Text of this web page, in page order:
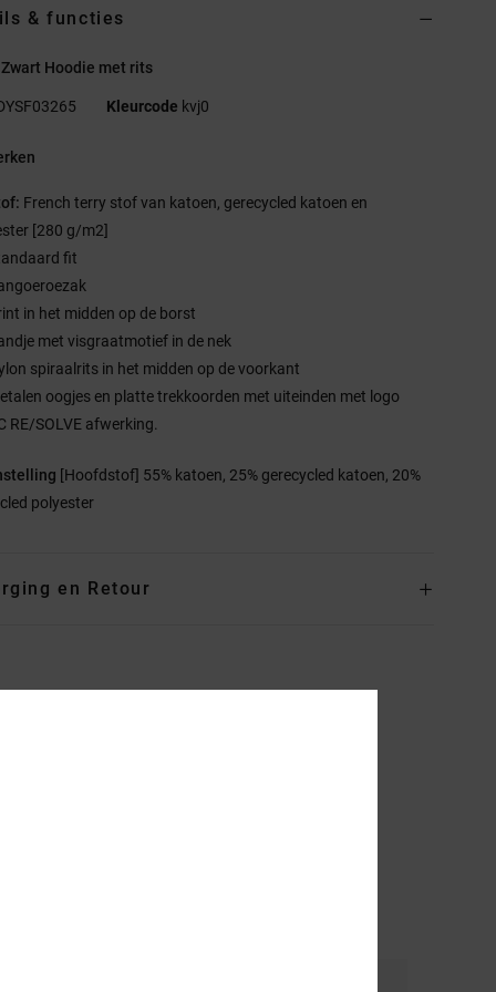
& functies
Hoodie met rits
Kleurcode kvj0
French terry stof van katoen, gerecycled katoen en
[280 g/m2]
fit
in het midden op de borst
met visgraatmotief in de nek
spiraalrits in het midden op de voorkant
oogjes en platte trekkoorden met uiteinden met logo
RE/SOLVE afwerking.
[Hoofdstof] 55% katoen, 25% gerecycled katoen, 20%
polyester
en Retour